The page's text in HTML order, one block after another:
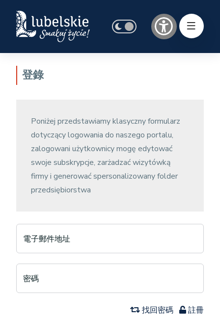
登錄
Poniżej przedstawiamy klasyczny formularz
dotyczący logowania do naszego portalu,
zalogowani użytkownicy mogę edytować
swoje subskrypcje, zarżadzać wizytówką
firmy i generować spersonalizowany folder
przedsiębiorstwa
電子郵件地址
密碼
找回密碼 註冊